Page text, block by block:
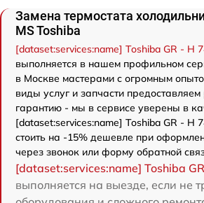
Замена термостата
MS Toshiba
[dataset:services:name] Toshiba GR - H
выполняется в нашем профильном
в Москве мастерами с огромным
виды услуг и запчасти
гарантию - мы в сервисе уверены в
[dataset:services:name] Toshiba GR - H
стоить на -15% дешевле при
через звонок или форму обратной
[dataset:services:name] Toshiba
выполняется на выезде, если не